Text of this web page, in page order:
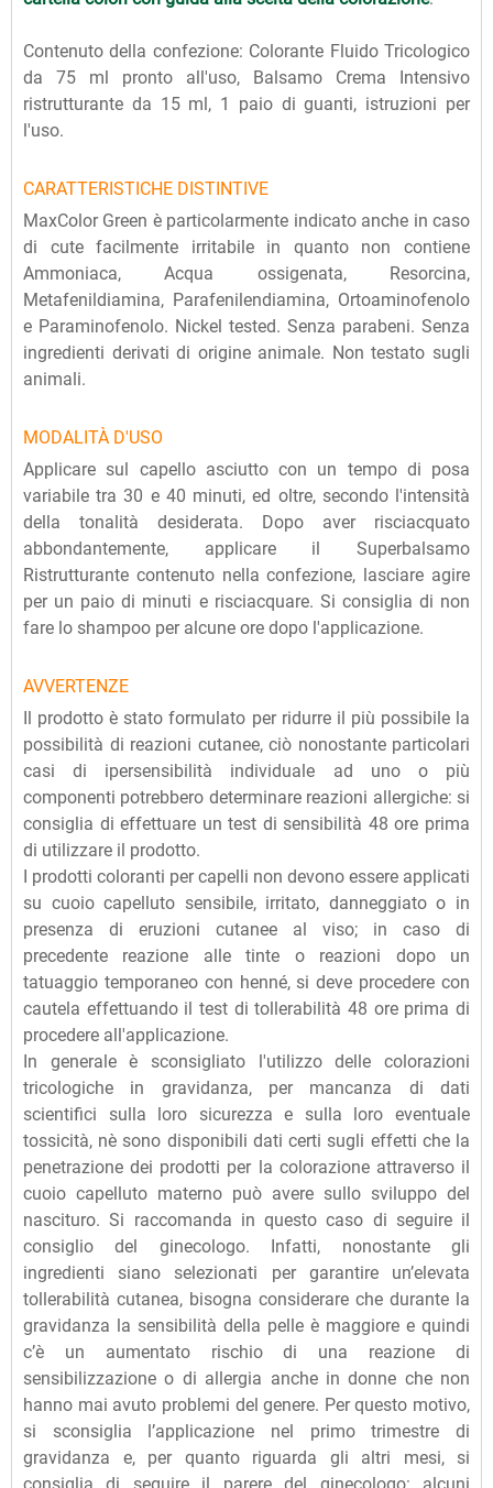
Contenuto della confezione: Colorante Fluido Tricologico
da 75 ml pronto all'uso, Balsamo Crema Intensivo
ristrutturante da 15 ml, 1 paio di guanti, istruzioni per
l'uso.
CARATTERISTICHE DISTINTIVE
MaxColor Green è particolarmente indicato anche in caso
di cute facilmente irritabile in quanto non contiene
Ammoniaca, Acqua ossigenata, Resorcina,
Metafenildiamina, Parafenilendiamina, Ortoaminofenolo
e Paraminofenolo. Nickel tested. Senza parabeni. Senza
ingredienti derivati di origine animale. Non testato sugli
animali.
MODALITÀ D'USO
Applicare sul capello asciutto con un tempo di posa
variabile tra 30 e 40 minuti, ed oltre, secondo l'intensità
della tonalità desiderata. Dopo aver risciacquato
abbondantemente, applicare il Superbalsamo
Ristrutturante contenuto nella confezione, lasciare agire
per un paio di minuti e risciacquare. Si consiglia di non
fare lo shampoo per alcune ore dopo l'applicazione.
AVVERTENZE
Il prodotto è stato formulato per ridurre il più possibile la
possibilità di reazioni cutanee, ciò nonostante particolari
casi di ipersensibilità individuale ad uno o più
componenti potrebbero determinare reazioni allergiche: si
consiglia di effettuare un test di sensibilità 48 ore prima
di utilizzare il prodotto.
I prodotti coloranti per capelli non devono essere applicati
su cuoio capelluto sensibile, irritato, danneggiato o in
presenza di eruzioni cutanee al viso; in caso di
precedente reazione alle tinte o reazioni dopo un
tatuaggio temporaneo con henné, si deve procedere con
cautela effettuando il test di tollerabilità 48 ore prima di
procedere all'applicazione.
In generale è sconsigliato l'utilizzo delle colorazioni
tricologiche in gravidanza, per mancanza di dati
scientifici sulla loro sicurezza e sulla loro eventuale
tossicità, nè sono disponibili dati certi sugli effetti che la
penetrazione dei prodotti per la colorazione attraverso il
cuoio capelluto materno può avere sullo sviluppo del
nascituro. Si raccomanda in questo caso di seguire il
consiglio del ginecologo. Infatti, nonostante gli
ingredienti siano selezionati per garantire un’elevata
tollerabilità cutanea, bisogna considerare che durante la
gravidanza la sensibilità della pelle è maggiore e quindi
c’è un aumentato rischio di una reazione di
sensibilizzazione o di allergia anche in donne che non
hanno mai avuto problemi del genere. Per questo motivo,
si sconsiglia l’applicazione nel primo trimestre di
gravidanza e, per quanto riguarda gli altri mesi, si